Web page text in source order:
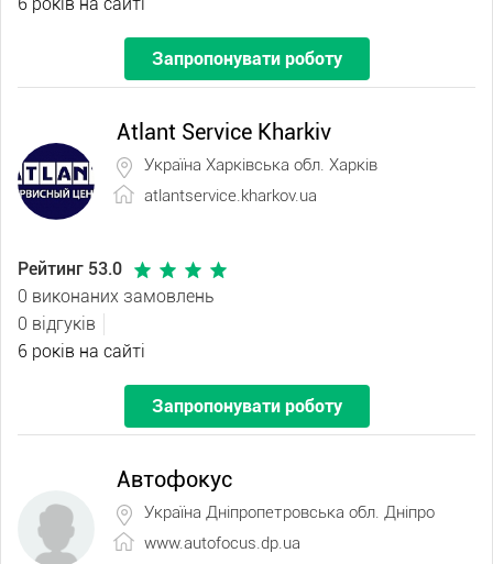
Запропонувати роботу
Atlant Service Kharkiv
Україна Харківська обл. Харків
atlantservice.kharkov.ua
Рейтинг 53.0
0 виконаних замовлень
0 відгуків
6 років на сайті
Запропонувати роботу
Автофокус
Україна Дніпропетровська обл. Дніпро
www.autofocus.dp.ua